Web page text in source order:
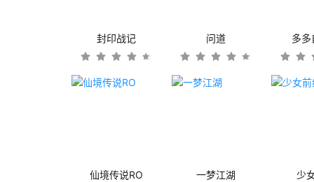
封印战记 问道 多多
仙境传说RO 一梦江湖 少